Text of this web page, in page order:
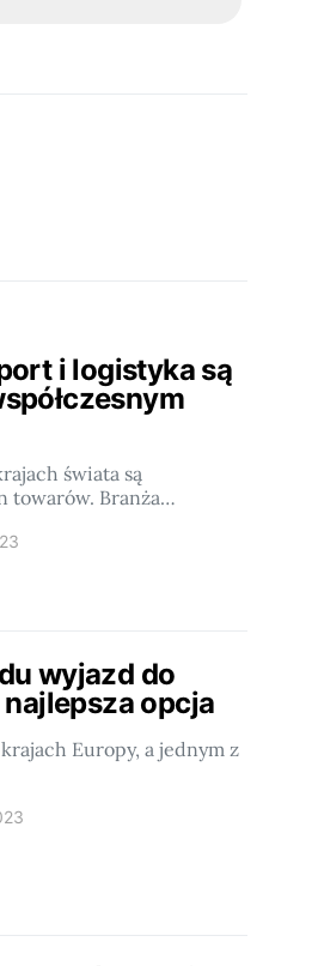
i logistyka są
świata są
towarów. Branża…
wyjazd do
opcja
Europy, a jednym z